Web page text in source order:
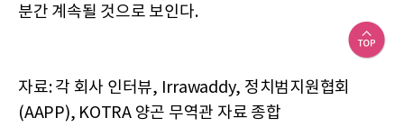
분간 계속될 것으로 보인다.
자료: 각 회사 인터뷰, Irrawaddy, 정치범지원협회
(AAPP), KOTRA 양곤 무역관 자료 종합